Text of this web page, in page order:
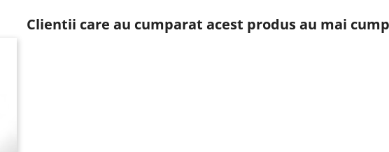
Clientii care au cumparat acest produs au mai